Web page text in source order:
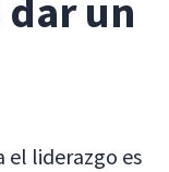
dar un
liderazgo es